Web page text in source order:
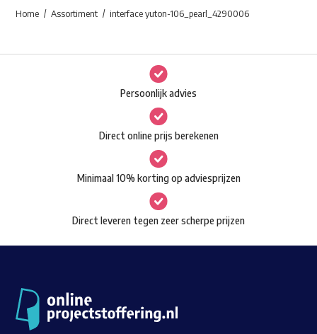
Waar ben je naar op zoek?
meerdere
Deze
optie
kan
gekozen
worden
op
de
productpagina
Home Assortiment interface yuton-106_pearl_4290006
Persoonlijk advies
Direct online prijs berekenen
Minimaal 10% korting op adviesprijzen
Direct leveren tegen zeer scherpe prijzen